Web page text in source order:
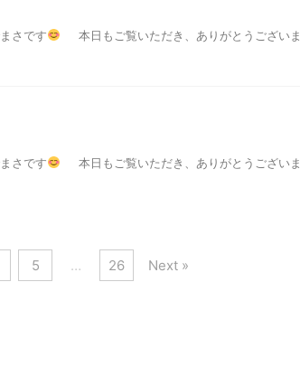
さです
本日もご覧いただき、ありがとうございま
さです
本日もご覧いただき、ありがとうございま
5 … 26 Next »